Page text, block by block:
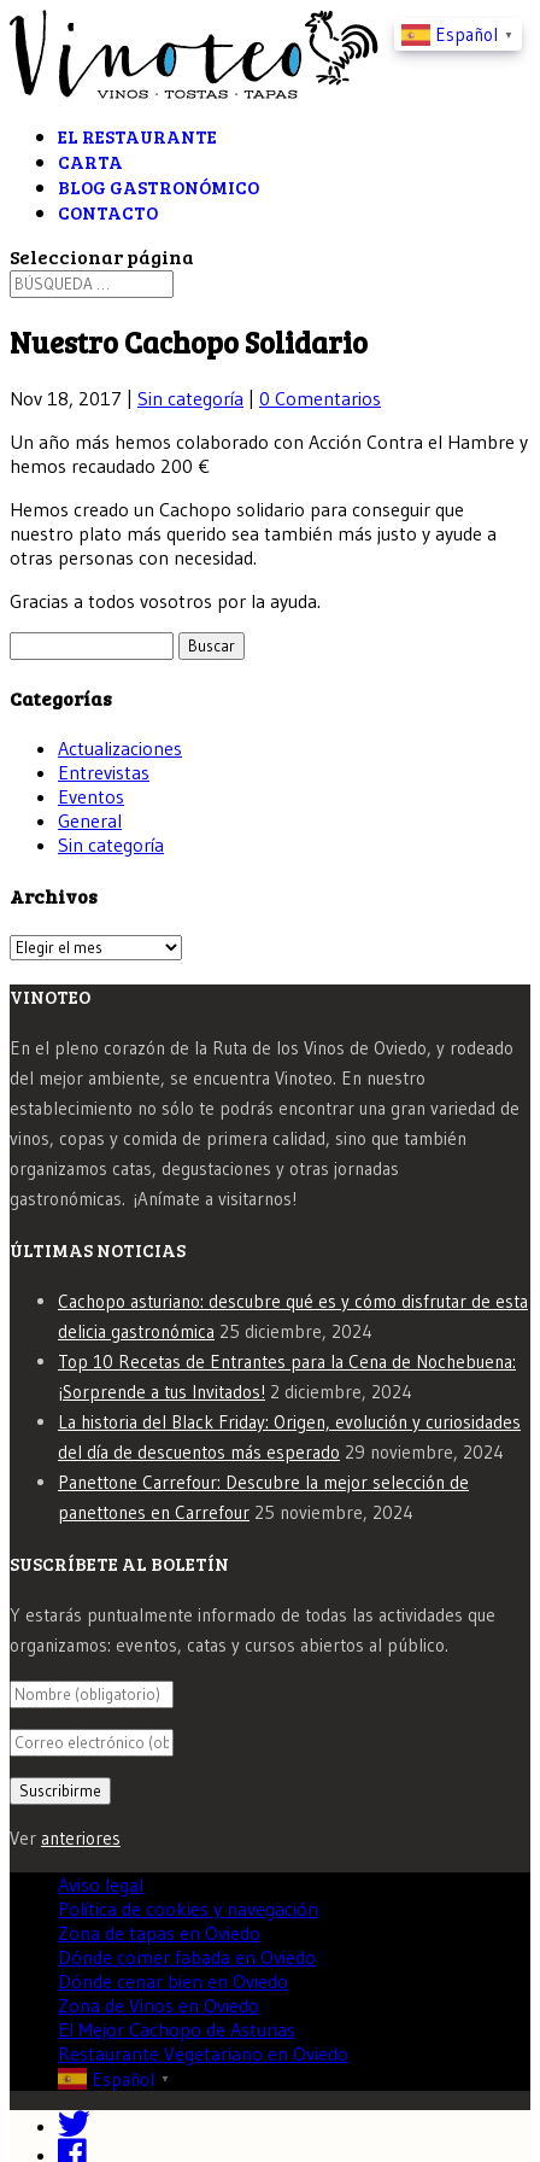
EL RESTAURANTE
CARTA
BLOG GASTRONÓMICO
CONTACTO
Seleccionar página
Nuestro Cachopo Solidario
Nov 18, 2017 | Sin categoría | 0 Comentarios
Un año más hemos colaborado con Acción Contra el Hambre y
hemos recaudado 200 €
Hemos creado un Cachopo solidario para conseguir que
nuestro plato más querido sea también más justo y ayude a
otras personas con necesidad.
Gracias a todos vosotros por la ayuda.
Categorías
Actualizaciones
Entrevistas
Eventos
General
Sin categoría
Archivos
Archivos
VINOTEO
En el pleno corazón de la Ruta de los Vinos de Oviedo, y rodeado
del mejor ambiente, se encuentra Vinoteo. En nuestro
establecimiento no sólo te podrás encontrar una gran variedad de
vinos, copas y comida de primera calidad, sino que también
organizamos catas, degustaciones y otras jornadas
gastronómicas. ¡Anímate a visitarnos!
ÚLTIMAS NOTICIAS
Cachopo asturiano: descubre qué es y cómo disfrutar de esta
delicia gastronómica 25 diciembre, 2024
Top 10 Recetas de Entrantes para la Cena de Nochebuena:
¡Sorprende a tus Invitados! 2 diciembre, 2024
La historia del Black Friday: Origen, evolución y curiosidades
del día de descuentos más esperado 29 noviembre, 2024
Panettone Carrefour: Descubre la mejor selección de
panettones en Carrefour 25 noviembre, 2024
SUSCRÍBETE AL BOLETÍN
Y estarás puntualmente informado de todas las actividades que
organizamos: eventos, catas y cursos abiertos al público.
Ver anteriores
Aviso legal
Política de cookies y navegación
Zona de tapas en Oviedo
Dónde comer fabada en Oviedo
Dónde cenar bien en Oviedo
Zona de Vinos en Oviedo
El Mejor Cachopo de Asturias
Restaurante Vegetariano en Oviedo
Español ▼
Español ▼